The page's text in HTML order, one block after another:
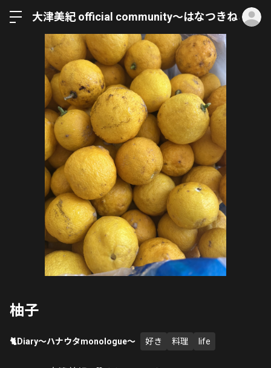
大津美紀 official community〜はなつきねこ〜
柚子
🐈Diary〜ハナウタmonologue〜 好き 料理 life